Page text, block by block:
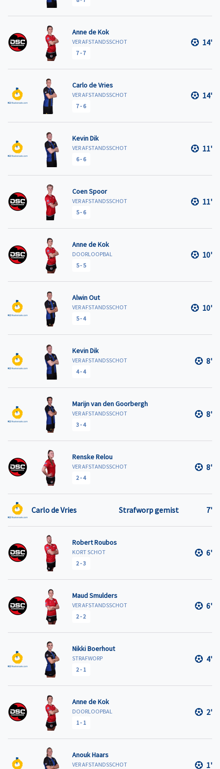
Anne de Kok
VER AFSTANDSSCHOT
7-7
14'
Carlo de Vries
VER AFSTANDSSCHOT
7- 6
14'
Kevin Dik
VER AFSTANDSSCHOT
6- 6
11'
Coen Spoor
VER AFSTANDSSCHOT
5- 6
11'
Anne de Kok
DOORLOOPBAL
5-5
10'
Alwin Out
VER AFSTANDSSCHOT
5-4
10'
Kevin Dik
VER AFSTANDSSCHOT
4-4
8'
Marijn van den Goorbergh
VER AFSTANDSSCHOT
3-4
8'
Renske Relou
VER AFSTANDSSCHOT
2-4
8'
Carlo de Vries Strafworp gemist 7'
Robert Roubos
KORT SCHOT
2-3
6'
Maud Smulders
VER AFSTANDSSCHOT
2-2
6'
Nikki Boerhout
STRAFWORP
2- 1
4'
Anne de Kok
DOORLOOPBAL
1- 1
2'
Anouk Haars
VER AFSTANDSSCHOT
1'